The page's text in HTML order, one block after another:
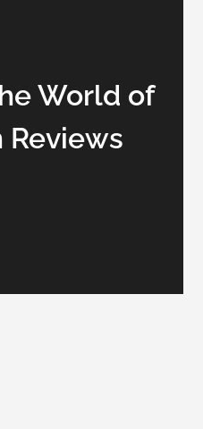
World of
Reviews